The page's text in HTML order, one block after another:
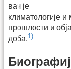
вач је
климатологије
прошлости и
доба.1)